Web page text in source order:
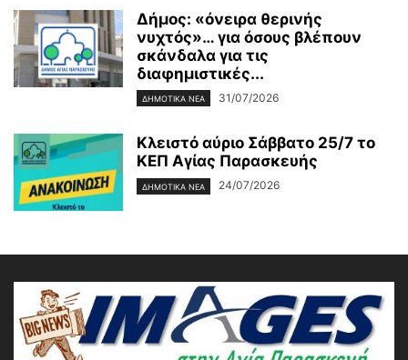
Δήμος: «όνειρα θερινής
νυχτός»… για όσους βλέπουν
σκάνδαλα για τις
διαφημιστικές...
ΔΗΜΟΤΙΚΑ ΝΕΑ 31/07/2026
Κλειστό αύριο Σάββατο 25/7 το
ΚΕΠ Αγίας Παρασκευής
ΔΗΜΟΤΙΚΑ ΝΕΑ 24/07/2026